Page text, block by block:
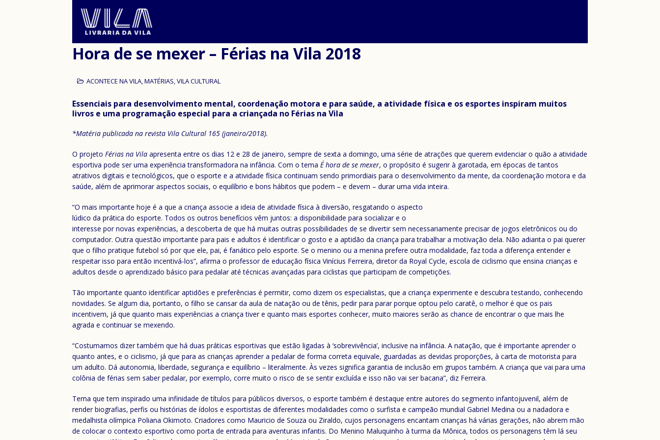
Hora de se mexer – Férias na Vila 2018
ACONTECE NA VILA,MATÉRIAS,VILA CULTURAL
Essenciais para desenvolvimento mental, coordenação motora e para saúde, a atividade física e os esportes inspiram muitos
livros e uma programação especial para a criançada no Férias na Vila
*Matéria publicada na revista Vila Cultural 165 (janeiro/2018).
O projeto Férias na Vila apresenta entre os dias 12 e 28 de janeiro, sempre de sexta a domingo, uma série de atrações que querem evidenciar o quão a atividade
esportiva pode ser uma experiência transformadora na infância. Com o tema É hora de se mexer, o propósito é sugerir à garotada, em épocas de tantos
atrativos digitais e tecnológicos, que o esporte e a atividade física continuam sendo primordiais para o desenvolvimento da mente, da coordenação motora e da
saúde, além de aprimorar aspectos sociais, o equilíbrio e bons hábitos que podem – e devem – durar uma vida inteira.
“O mais importante hoje é a que a criança associe a ideia de atividade física à diversão, resgatando o aspecto
lúdico da prática do esporte. Todos os outros benefícios vêm juntos: a disponibilidade para socializar e o
interesse por novas experiências, a descoberta de que há muitas outras possibilidades de se divertir sem necessariamente precisar de jogos eletrônicos ou do
computador. Outra questão importante para pais e adultos é identificar o gosto e a aptidão da criança para trabalhar a motivação dela. Não adianta o pai querer
que o filho pratique futebol só por que ele, pai, é fanático pelo esporte. Se o menino ou a menina prefere outra modalidade, faz toda a diferença entender e
respeitar isso para então incentivá-los”, afirma o professor de educação física Vinícius Ferreira, diretor da Royal Cycle, escola de ciclismo que ensina crianças e
adultos desde o aprendizado básico para pedalar até técnicas avançadas para ciclistas que participam de competições.
Tão importante quanto identificar aptidões e preferências é permitir, como dizem os especialistas, que a criança experimente e descubra testando, conhecendo
novidades. Se algum dia, portanto, o filho se cansar da aula de natação ou de tênis, pedir para parar porque optou pelo caratê, o melhor é que os pais
incentivem, já que quanto mais experiências a criança tiver e quanto mais esportes conhecer, muito maiores serão as chance de encontrar o que mais lhe
agrada e continuar se mexendo.
“Costumamos dizer também que há duas práticas esportivas que estão ligadas à ‘sobrevivência’, inclusive na infância. A natação, que é importante aprender o
quanto antes, e o ciclismo, já que para as crianças aprender a pedalar de forma correta equivale, guardadas as devidas proporções, à carta de motorista para
um adulto. Dá autonomia, liberdade, segurança e equilíbrio – literalmente. Às vezes significa garantia de inclusão em grupos também. A criança que vai para uma
colônia de férias sem saber pedalar, por exemplo, corre muito o risco de se sentir excluída e isso não vai ser bacana”, diz Ferreira.
Tema que tem inspirado uma infinidade de títulos para públicos diversos, o esporte também é destaque entre autores do segmento infantojuvenil, além de
render biografias, perfis ou histórias de ídolos e esportistas de diferentes modalidades como o surfista e campeão mundial Gabriel Medina ou a nadadora e
medalhista olímpica Poliana Okimoto. Criadores como Mauricio de Souza ou Ziraldo, cujos personagens encantam crianças há várias gerações, não abrem mão
de colocar o contexto esportivo como porta de entrada para aventuras infantis. Do Menino Maluquinho à turma da Mônica, todos os personagens têm lá seu